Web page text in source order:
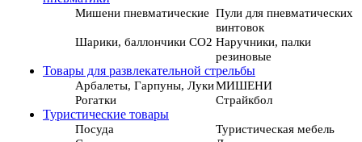
Мишени пневматические Пули для пневматических
винтовок
Шарики, баллончики СО2 Наручники, палки
резиновые
Товары для развлекательной стрельбы
Арбалеты, Гарпуны, ЛукиМИШЕНИ
Рогатки
Страйкбол
Туристические товары
Посуда
Туристическая мебель